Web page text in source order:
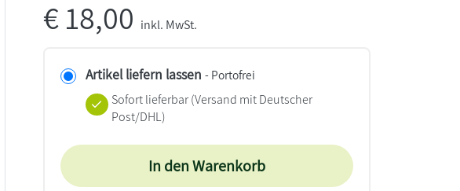
€18,00 inkl. MwSt.
Artikel liefern lassen - Portofrei
Sofort lieferbar(Versand mit Deutscher
Post/DHL)
In den Warenkorb